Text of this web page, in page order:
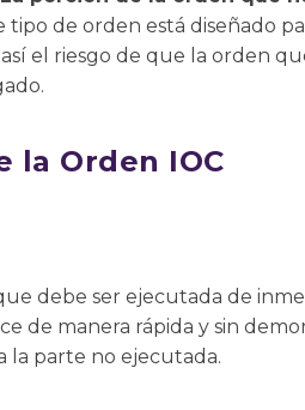
tipo de orden está diseñado
el riesgo de que la orden
la Orden IOC
debe ser ejecutada de
de manera rápida y sin
la parte no ejecutada.